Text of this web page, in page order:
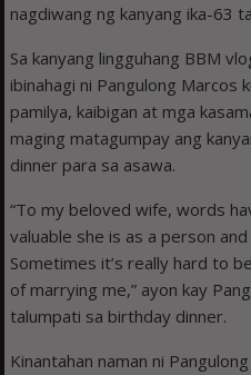
nagdiwang ng kanyang ika-63
Sa kanyang lingguhang BBM
ibinahagi ni Pangulong Marcos
pamilya, kaibigan at mga
maging matagumpay ang
dinner para sa asawa.
“To my beloved wife, words
valuable she is as a person
Sometimes it’s really hard to
of marrying me,” ayon kay
talumpati sa birthday dinner.
Kinantahan naman ni